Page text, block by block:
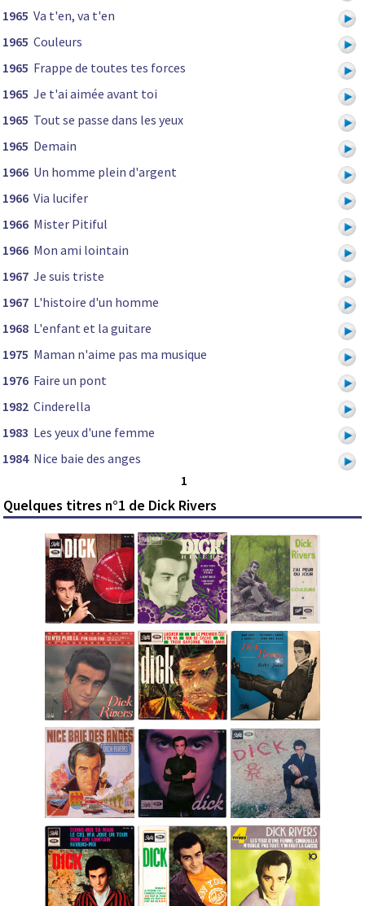
1965 Va t'en, va t'en
1965 Couleurs
1965 Frappe de toutes tes forces
1965 Je t'ai aimée avant toi
1965 Tout se passe dans les yeux
1965 Demain
1966 Un homme plein d'argent
1966 Via lucifer
1966 Mister Pitiful
1966 Mon ami lointain
1967 Je suis triste
1967 L'histoire d'un homme
1968 L'enfant et la guitare
1975 Maman n'aime pas ma musique
1976 Faire un pont
1982 Cinderella
1983 Les yeux d'une femme
1984 Nice baie des anges
1
Quelques titres n°1 de Dick Rivers